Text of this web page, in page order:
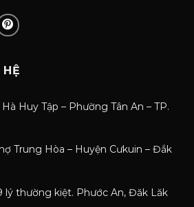
Hà Huy Tập – Phường Tân An – TP.
Trung Hòa – Huyện Cưkuin – Đắk
lý thường kiệt. Phước An, Đăk Lăk